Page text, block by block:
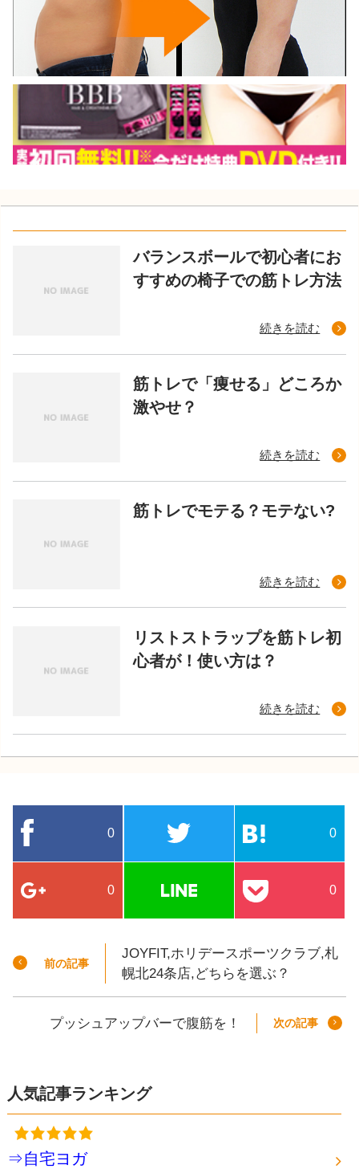
バランスボールで初心者にお
すすめの椅子での筋トレ方法
続きを読む
筋トレで「痩せる」どころか
激やせ？
続きを読む
筋トレでモテる？モテない?
続きを読む
リストストラップを筋トレ初
心者が！使い方は？
続きを読む
0 0
0 0
前の記事
JOYFIT,ホリデースポーツクラブ,札
幌北24条店,どちらを選ぶ？
次の記事
プッシュアップバーで腹筋を！
人気記事ランキング
⇒自宅ヨガ